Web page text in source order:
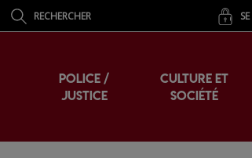
RECHERCHER
POLICE /
JUSTICE
CULTURE ET
SOCIÉTÉ